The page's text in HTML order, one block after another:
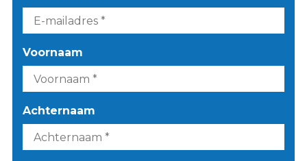
Voornaam
Achternaam